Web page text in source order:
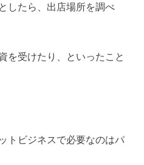
したら、出店場所を調べ
を受けたり、といったこと
トビジネスで必要なのはパ